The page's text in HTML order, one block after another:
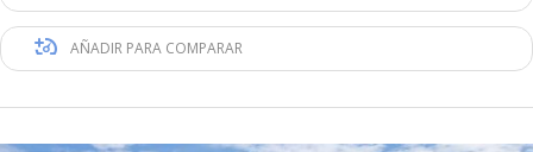
AÑADIR PARA COMPARAR